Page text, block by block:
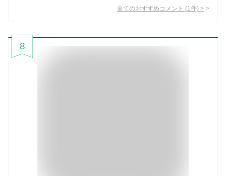
全てのおすすめコメント (1 件) >
8